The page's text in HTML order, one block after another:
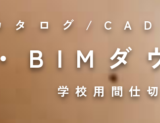
タログ/
BIMダ
学校用間仕切